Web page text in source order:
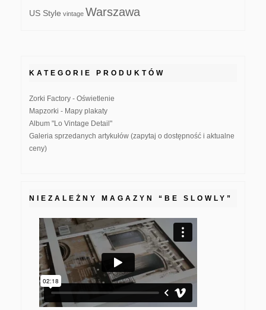
US Style vintage Warszawa
KATEGORIE PRODUKTÓW
Zorki Factory - Oświetlenie
Mapzorki - Mapy plakaty
Album "Lo Vintage Detail"
Galeria sprzedanych artykułów (zapytaj o dostępność i aktualne
ceny)
NIEZALEŻNY MAGAZYN “BE SLOWLY”